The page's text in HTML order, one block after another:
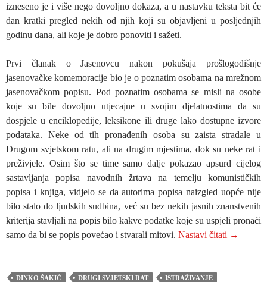
izneseno je i više nego dovoljno dokaza, a u nastavku teksta bit će
dan kratki pregled nekih od njih koji su objavljeni u posljednjih
godinu dana, ali koje je dobro ponoviti i sažeti.
Prvi članak o Jasenovcu nakon pokušaja prošlogodišnje
jasenovačke komemoracije bio je o poznatim osobama na mrežnom
jasenovačkom popisu. Pod poznatim osobama se misli na osobe
koje su bile dovoljno utjecajne u svojim djelatnostima da su
dospjele u enciklopedije, leksikone ili druge lako dostupne izvore
podataka. Neke od tih pronađenih osoba su zaista stradale u
Drugom svjetskom ratu, ali na drugim mjestima, dok su neke rat i
preživjele. Osim što se time samo dalje pokazao apsurd cijelog
sastavljanja popisa navodnih žrtava na temelju komunističkih
popisa i knjiga, vidjelo se da autorima popisa naizgled uopće nije
bilo stalo do ljudskih sudbina, već su bez nekih jasnih znanstvenih
kriterija stavljali na popis bilo kakve podatke koje su uspjeli pronaći
samo da bi se popis povećao i stvarali mitovi. Nastavi čitati NIKOLA
→
DINKO ŠAKIĆ DRUGI SVJETSKI RAT ISTRAŽIVANJE